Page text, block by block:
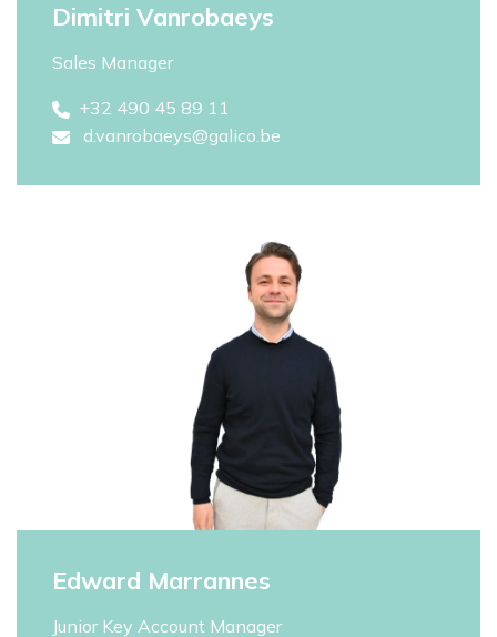
Dimitri Vanrobaeys
Sales Manager
+32 490 45 89 11
d.vanrobaeys@galico.be
Edward Marrannes
Junior Key Account Manager